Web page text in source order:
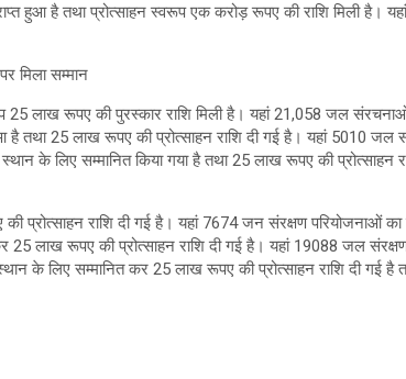
हुआ है तथा प्रोत्साहन स्वरूप एक करोड़ रूपए की राशि मिली है। यहां
25 लाख रूपए की पुरस्कार राशि मिली है। यहां 21,058 जल
है तथा 25 लाख रूपए की प्रोत्साहन राशि दी गई है। यहां 5010 जल
के लिए सम्मानित किया गया है तथा 25 लाख रूपए की प्रोत्साहन
राशि दी गई है। यहां 7674 जन संरक्षण परियोजनाओं का
25 लाख रूपए की प्रोत्साहन राशि दी गई है। यहां 19088 जल
के लिए सम्मानित कर 25 लाख रूपए की प्रोत्साहन राशि दी गई है